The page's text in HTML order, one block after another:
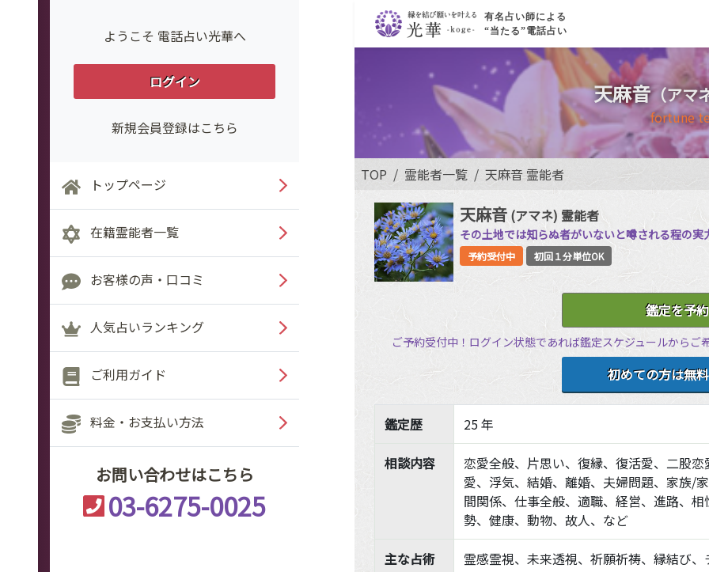
ようこそ 電話占い光華へ
ログイン
新規会員登録はこちら
トップページ
在籍霊能者一覧
お客様の声・口コミ
人気占いランキング
ご利用ガイド
料金・お支払い方法
お問い合わせはこちら
03-6275-0025
有名占い師による
“当たる”電話占い
天麻音（アマ
fortune
TOP 霊能者一覧 天麻音 霊能者
天麻音 (アマネ) 霊能者
その土地では知らぬ者がいないと噂される程の
予約受付中 初回１分単位OK
鑑定を予
ご予約受付中！ログイン状態であれば鑑定スケジュールから
初めての方は無
鑑定歴 25 年
相談内容
恋愛全般、片思い、復縁、復活愛、二股
愛、浮気、結婚、離婚、夫婦問題、家族/
間関係、仕事全般、適職、経営、進路、
勢、健康、動物、故人、など
主な占術
霊感霊視、未来透視、祈願祈祷、縁結び